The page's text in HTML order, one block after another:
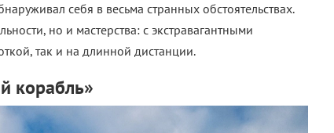
себя в весьма странных обстоятельствах.
но и мастерства: с экстравагантными
так и на длинной дистанции.
корабль»